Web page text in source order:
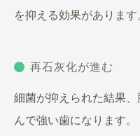
を抑える効果があります
再石灰化が進む
細菌が抑えられた結果
んで強い歯になります。